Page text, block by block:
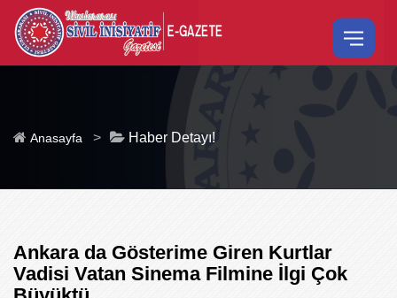
Anasayfa > Haber Detayı!
Ankara da Gösterime Giren Kurtlar
Vadisi Vatan Sinema Filmine İlgi Çok